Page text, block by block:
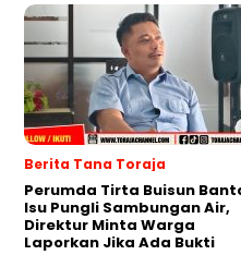
Berita Tana Toraja
Perumda Tirta Buisun
Isu Pungli Sambungan Air,
Direktur Minta Warga
Laporkan Jika Ada Bukti